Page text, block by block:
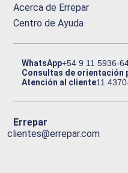
Acerca de Errepar
Centro de Ayuda
WhatsApp+54 9 11 5936-
Consultas de orientación
Atención al cliente11
Errepar
clientes@errepar.com